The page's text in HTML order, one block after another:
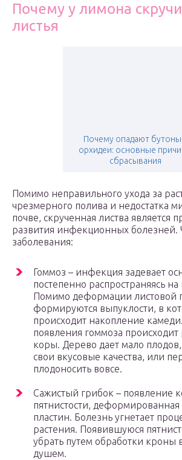
Почему у лимона
листья
Почему опадают бутоны
орхидеи: основные
сбрасывания
Помимо неправильного ухода за
чрезмерного полива и недостатка
почве, скрученная листва является
развития инфекционных болезней.
заболевания:
Гоммоз – инфекция задевает
постепенно распространяясь на
Помимо деформации листовой
формируются выпуклости, в
происходит накопление
появления гоммоза происходит
коры. Дерево дает мало
свои вкусовые качества, или
плодоносить вовсе.
Сажистый грибок – появление
пятнистости,
пластин. Болезнь угнетает
растения. Появившуюся
убрать путем обработки кроны
душем.